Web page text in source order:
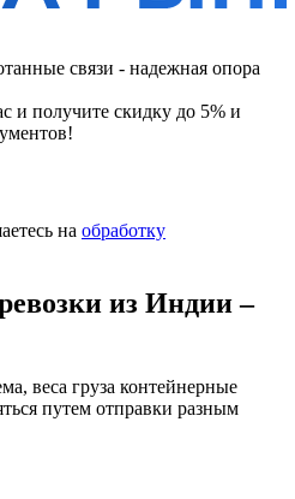
связи - надежная опора
и получите скидку до 5% и
на обработку
из Индии –
веса груза контейнерные
путем отправки разным